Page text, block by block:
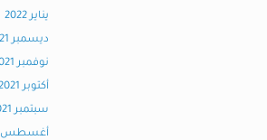
يناير 2022
ديسمبر 2021
نوفمبر 2021
أكتوبر 2021
سبتمبر 2021
أغسطس 2021